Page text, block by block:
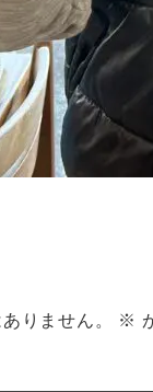
りません。 ※